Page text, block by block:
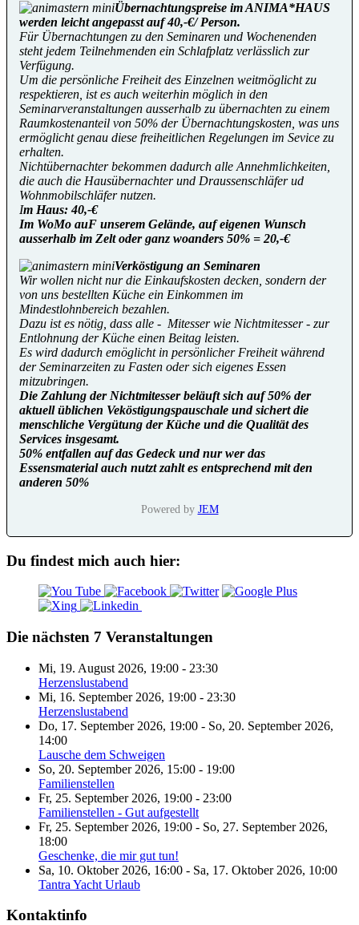
Übernachtungspreise im ANIMA*HAUS
werden leicht angepasst auf 40,-€/ Person.
Für Übernachtungen zu den Seminaren und Wochenenden
steht jedem Teilnehmenden ein Schlafplatz verlässlich zur
Verfügung.
Um die persönliche Freiheit des Einzelnen weitmöglicht zu
respektieren, ist es auch weiterhin möglich in den
Seminarveranstaltungen ausserhalb zu übernachten zu einem
Raumkostenanteil von 50% der Übernachtungskosten, was uns
ermöglicht genau diese freiheitlichen Regelungen im Sevice zu
erhalten.
Nichtübernachter bekommen dadurch alle Annehmlichkeiten,
die auch die Hausübernachter und Draussenschläfer ud
Wohnmobilschläfer nutzen.
Im Haus: 40,-€
Im WoMo auF unserem Gelände, auf eigenen Wunsch
ausserhalb im Zelt oder ganz woanders 50% = 20,-€
Verköstigung an Seminaren
Wir wollen nicht nur die Einkaufskosten decken, sondern der
von uns bestellten Küche ein Einkommen im
Mindestlohnbereich bezahlen.
Dazu ist es nötig, dass alle - Mitesser wie Nichtmitesser - zur
Entlohnung der Küche einen Beitag leisten.
Es wird dadurch emöglicht in persönlicher Freiheit während
der Seminarzeiten zu Fasten oder sich eigenes Essen
mitzubringen.
Die Zahlung der Nichtmitesser beläuft sich auf 50% der
aktuell üblichen Veköstigungspauschale und sichert die
menschliche Vergütung der Küche und die Qualität des
Services insgesamt.
50% entfallen auf das Gedeck und nur wer das
Essensmaterial auch nutzt zahlt es entsprechend mit den
anderen 50%
Powered by JEM
Du findest mich auch hier:
Die nächsten 7 Veranstaltungen
Mi, 19. August 2026, 19:00 - 23:30
Herzenslustabend
Mi, 16. September 2026, 19:00 - 23:30
Herzenslustabend
Do, 17. September 2026, 19:00 - So, 20. September 2026,
14:00
Lausche dem Schweigen
So, 20. September 2026, 15:00 - 19:00
Familienstellen
Fr, 25. September 2026, 19:00 - 23:00
Familienstellen - Gut aufgestellt
Fr, 25. September 2026, 19:00 - So, 27. September 2026,
18:00
Geschenke, die mir gut tun!
Sa, 10. Oktober 2026, 16:00 - Sa, 17. Oktober 2026, 10:00
Tantra Yacht Urlaub
Kontaktinfo